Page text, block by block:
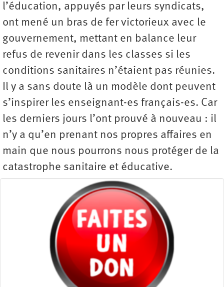
l’éducation, appuyés par leurs syndicats,
ont mené un bras de fer victorieux avec le
gouvernement, mettant en balance leur
refus de revenir dans les classes si les
conditions sanitaires n’étaient pas réunies.
Il y a sans doute là un modèle dont peuvent
s’inspirer les enseignant-es français-es. Car
les derniers jours l’ont prouvé à nouveau : il
n’y a qu’en prenant nos propres affaires en
main que nous pourrons nous protéger de la
catastrophe sanitaire et éducative.